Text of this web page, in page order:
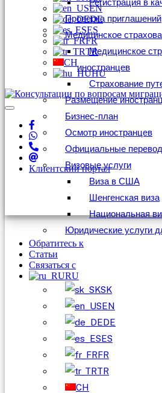
Регистрация в
Проверка приглашений
Медицинское
Медицинское
иностранцев
Страхование
Размещение
Бизнес-план
Осмотр иностранцев
Официальные
Визовые услуги
Виза в США
Шенгенская виза
Национальная
Юридические услуги
Обратитесь к
Статьи
Связаться с
RU
SK
EN
DE
ES
FR
TR
CH
EN
DE
ES
FR
TR
CH
HU
Клиентский портал